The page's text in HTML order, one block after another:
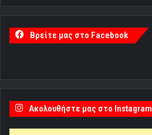
Βρείτε μας στο Facebook
Ακολουθήστε μας στο Instagram